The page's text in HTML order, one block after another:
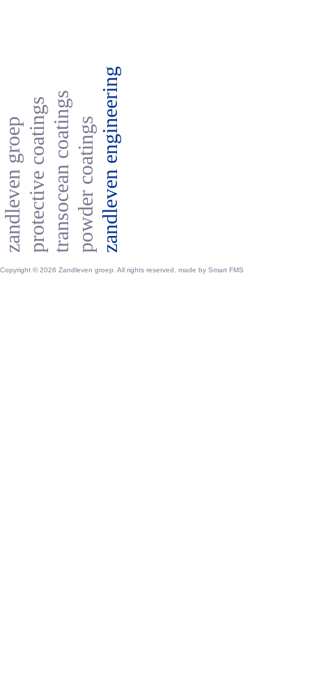
zandleven groepprotective coatingstransocean coatingspowder coatingszandleven engineering
Copyright © 2026 Zandleven groep. All rights reserved. made by Smart FMS